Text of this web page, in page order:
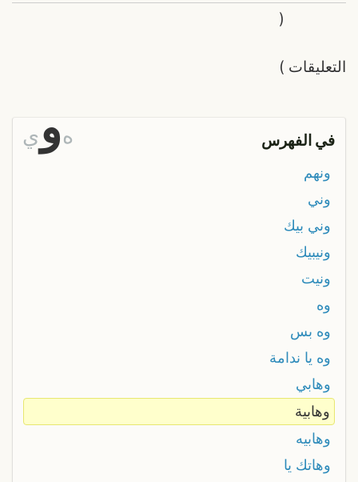
التعليقات
(
)
في الفهرس هو ي
ونهم
وني
وني بيك
ونيبيك
ونيت
وه
وه بس
وه يا ندامة
وهابي
وهابية
وهابيه
وهاتك يا